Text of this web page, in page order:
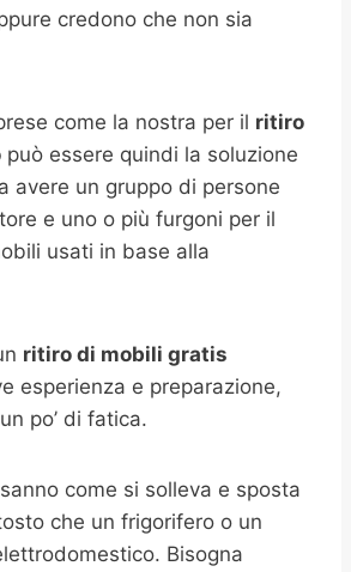
credono che non sia
come la nostra per il ritiro
può essere quindi la soluzione
avere un gruppo di persone
e uno o più furgoni per il
usati in base alla
ritiro di mobili gratis
esperienza e preparazione,
po’ di fatica.
come si solleva e sposta
che un frigorifero o un
Bisogna